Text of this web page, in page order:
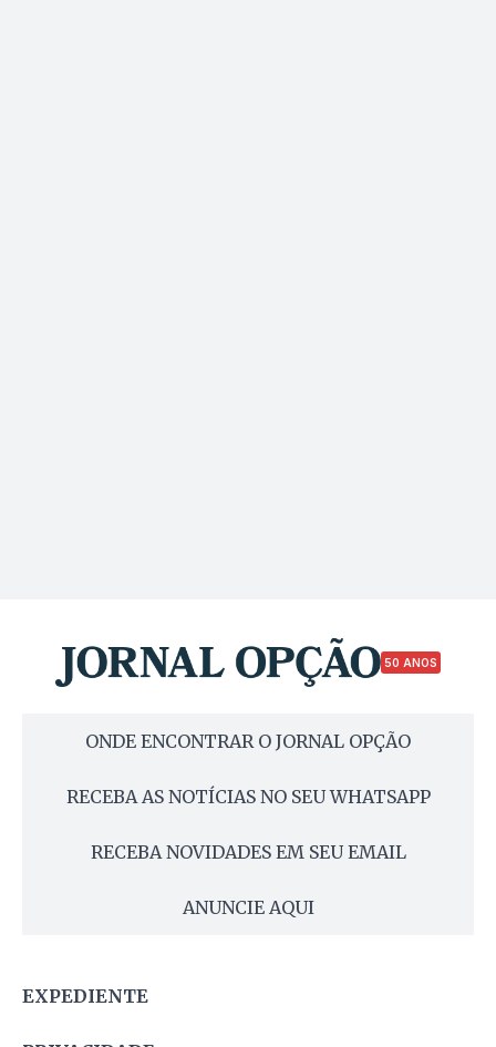
50 ANOS
ONDE ENCONTRAR O JORNAL OPÇÃO
RECEBA AS NOTÍCIAS NO SEU WHATSAPP
RECEBA NOVIDADES EM SEU EMAIL
ANUNCIE AQUI
EXPEDIENTE